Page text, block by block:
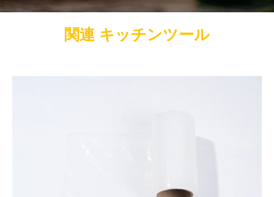
関連 キッチンツール